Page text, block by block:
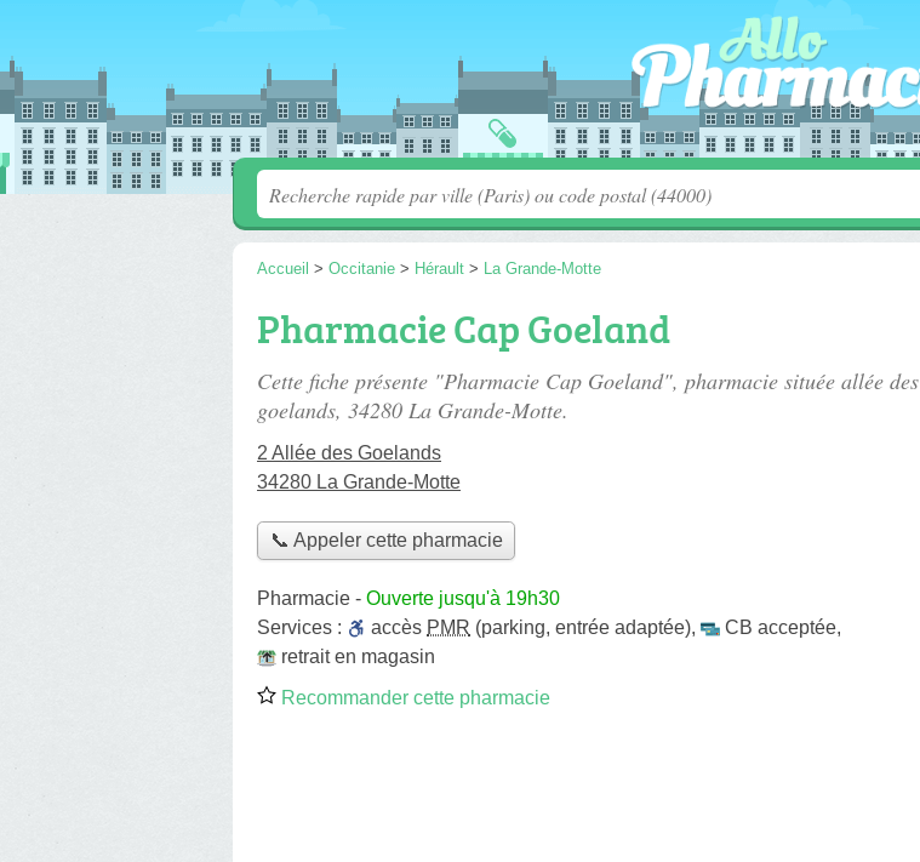
Accueil > Occitanie > Hérault > La Grande-Motte
Pharmacie Cap Goeland
Cette fiche présente "Pharmacie Cap Goeland", pharmacie située allée des
goelands, 34280 La Grande-Motte.
2 Allée des Goelands
34280 La Grande-Motte
📞 Appeler cette pharmacie
Pharmacie - Ouverte jusqu'à 19h30
Services :
accès PMR (parking, entrée adaptée), CB acceptée,
retrait en magasin
Recommander cette pharmacie